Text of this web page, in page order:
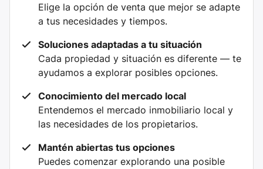
Elige la opción de venta que mejor se adapte
a tus necesidades y tiempos.
Soluciones adaptadas a tu situación
Cada propiedad y situación es diferente — te
ayudamos a explorar posibles opciones.
Conocimiento del mercado local
Entendemos el mercado inmobiliario local y
las necesidades de los propietarios.
Mantén abiertas tus opciones
Puedes comenzar explorando una posible